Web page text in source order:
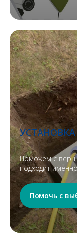
Поможем с
подходит
Помочь с